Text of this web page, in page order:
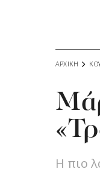
ΑΡΧΙΚΗ
Η πιο